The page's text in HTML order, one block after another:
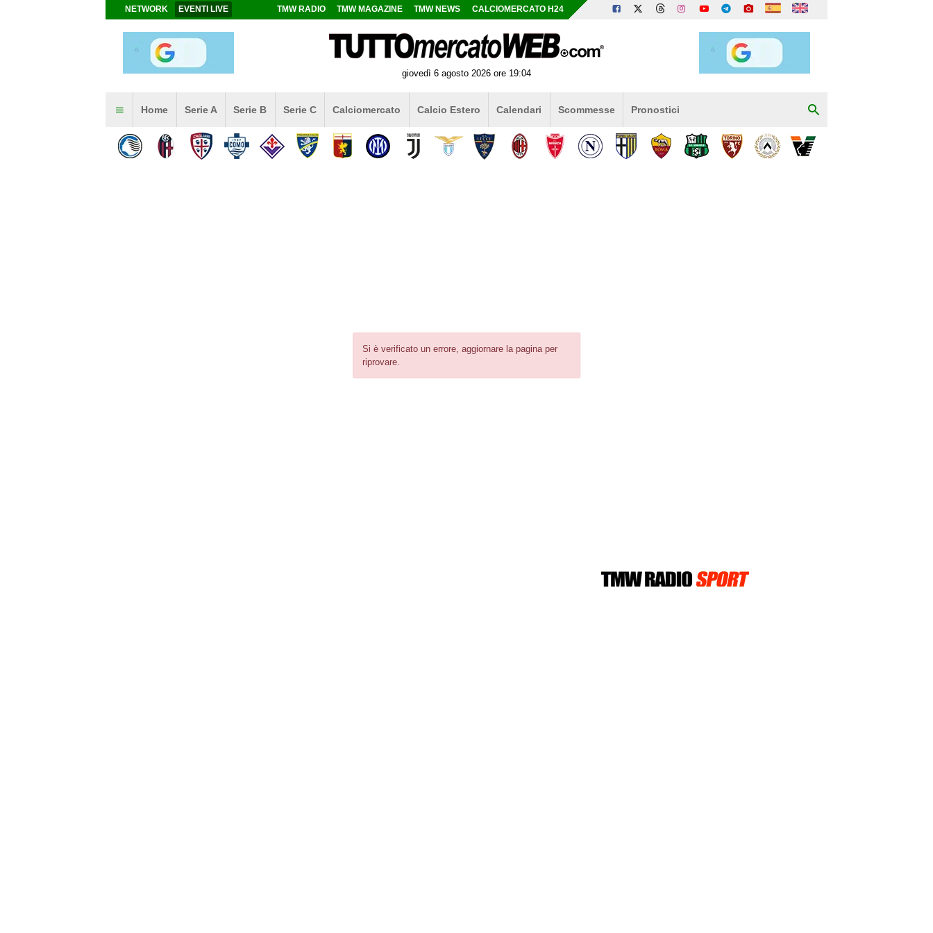
Si è verificato un errore, aggiornare la pagina per
riprovare.
NETWORK EVENTI LIVE TMW RADIO TMW MAGAZINE TMW NEWS CALCIOMERCATO H24
giovedì 6 agosto 2026 ore 19:04
Home Serie A Serie B Serie C Calciomercato Calcio Estero Calendari Scommesse Pronostici